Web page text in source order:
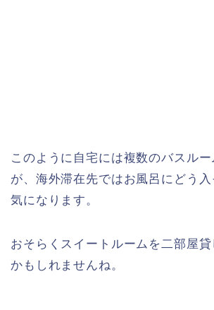
このように自宅には複数のバスル
が、海外滞在先ではお風呂にどう入
気になります。
おそらくスイートルームを二部屋
かもしれませんね。